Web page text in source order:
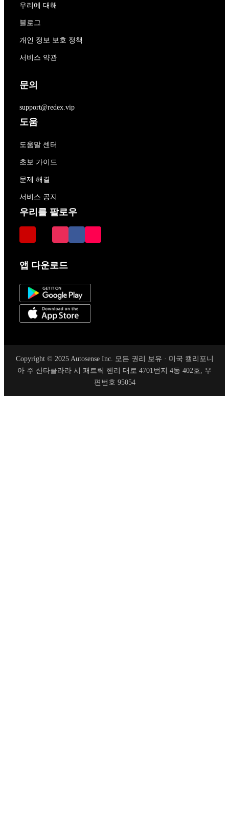
우리에 대해
블로그
개인 정보 보호 정책
서비스 약관
문의
support@redex.vip
도움
도움말 센터
초보 가이드
문제 해결
서비스 공지
우리를 팔로우
앱 다운로드
Copyright © 2025 Autosense Inc. 모든 권리 보유 · 미국 캘리포니
아 주 산타클라라 시 패트릭 헨리 대로 4701번지 4동 402호, 우
편번호 95054